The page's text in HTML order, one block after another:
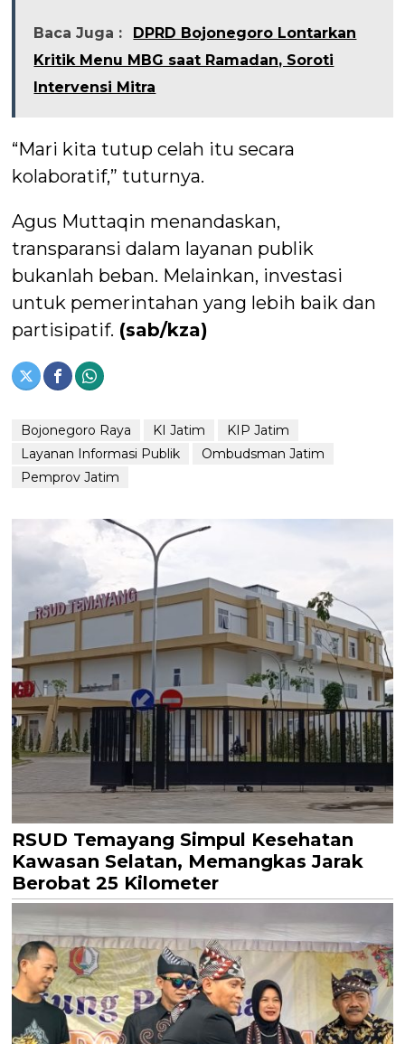
Baca Juga :
DPRD Bojonegoro Lontarkan
Kritik Menu MBG saat Ramadan, Soroti
Intervensi Mitra
“Mari kita tutup celah itu secara
kolaboratif,” tuturnya.
Agus Muttaqin menandaskan,
transparansi dalam layanan publik
bukanlah beban. Melainkan, investasi
untuk pemerintahan yang lebih baik dan
partisipatif. (sab/kza)
Bojonegoro Raya KI Jatim
KIP Jatim
Layanan Informasi Publik
Ombudsman Jatim
Pemprov Jatim
RSUD Temayang Simpul Kesehatan
Kawasan Selatan, Memangkas Jarak
Berobat 25 Kilometer